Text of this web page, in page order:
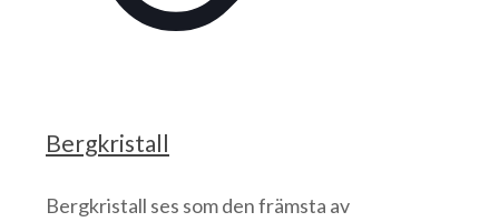
Bergkristall
Bergkristall ses som den främsta av